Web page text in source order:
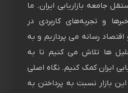
جامعه بازاریابی ایران. ما
و تجربه‌های کاربردی در
و اقتصاد رسانه می پردازیم و به
ها تلاش می کنیم تا به
ایران کمک کنیم. نگاه اصلی
بازار نسبت به پرداختن به